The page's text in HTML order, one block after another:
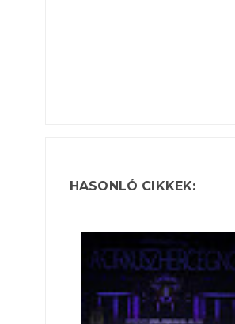
HASONLÓ CIKKEK: